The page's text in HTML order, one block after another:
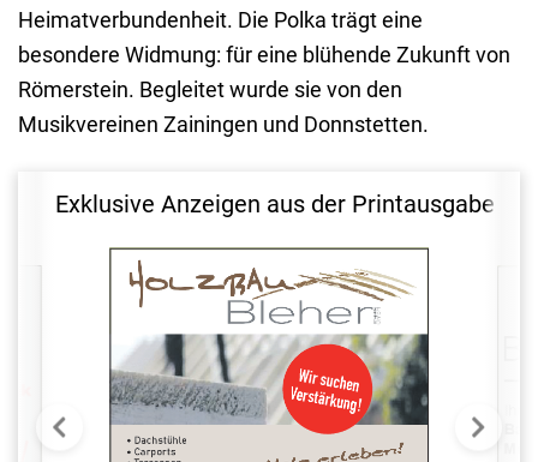
Heimatverbundenheit. Die Polka trägt eine
besondere Widmung: für eine blühende Zukunft von
Römerstein. Begleitet wurde sie von den
Musikvereinen Zainingen und Donnstetten.
Exklusive Anzeigen aus der Printausgabe